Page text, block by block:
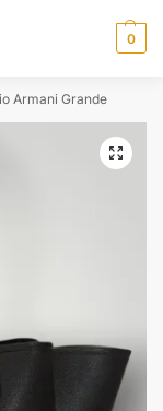
0
Armani Grande